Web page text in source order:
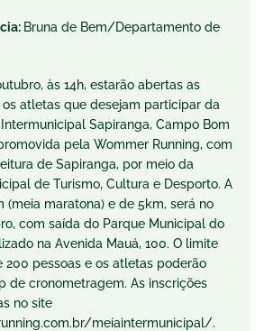
Bruna de Bem/Departamento de
às 14h, estarão abertas as
os atletas que desejam participar da
Sapiranga, Campo Bom
pela Wommer Running, com
de Sapiranga, por meio da
de Turismo, Cultura e Desporto. A
(meia maratona) e de 5km, será no
com saída do Parque Municipal do
na Avenida Mauá, 100. O limite
200 pessoas e os atletas poderão
de cronometragem. As inscrições
no site
meiaintermunicipal/.